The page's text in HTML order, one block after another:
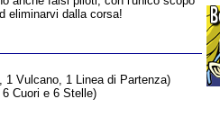
eliminarvi dalla corsa!
1 Vulcano, 1 Linea di Partenza)
Cuori e 6 Stelle)